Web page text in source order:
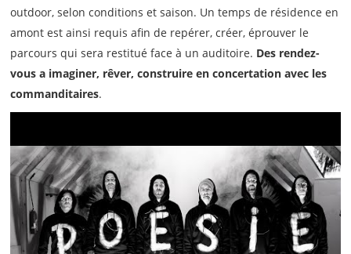
outdoor, selon conditions et saison. Un temps de résidence en
amont est ainsi requis afin de repérer, créer, éprouver le
parcours qui sera restitué face à un auditoire. Des rendez-
vous a imaginer, rêver, construire en concertation avec les
commanditaires.